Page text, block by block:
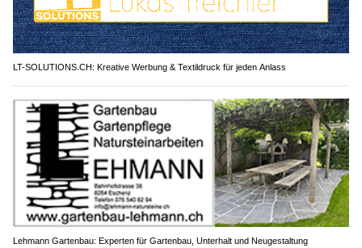
LT-SOLUTIONS.CH: Kreative Werbung & Textildruck für jeden Anlass
Lehmann Gartenbau: Experten für Gartenbau, Unterhalt und Neugestaltung